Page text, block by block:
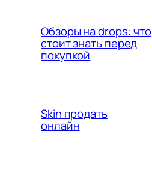
Обзоры на drops: что
стоит знать перед
покупкой
Skin продать
онлайн